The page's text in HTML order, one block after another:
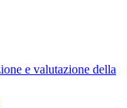
e valutazione della